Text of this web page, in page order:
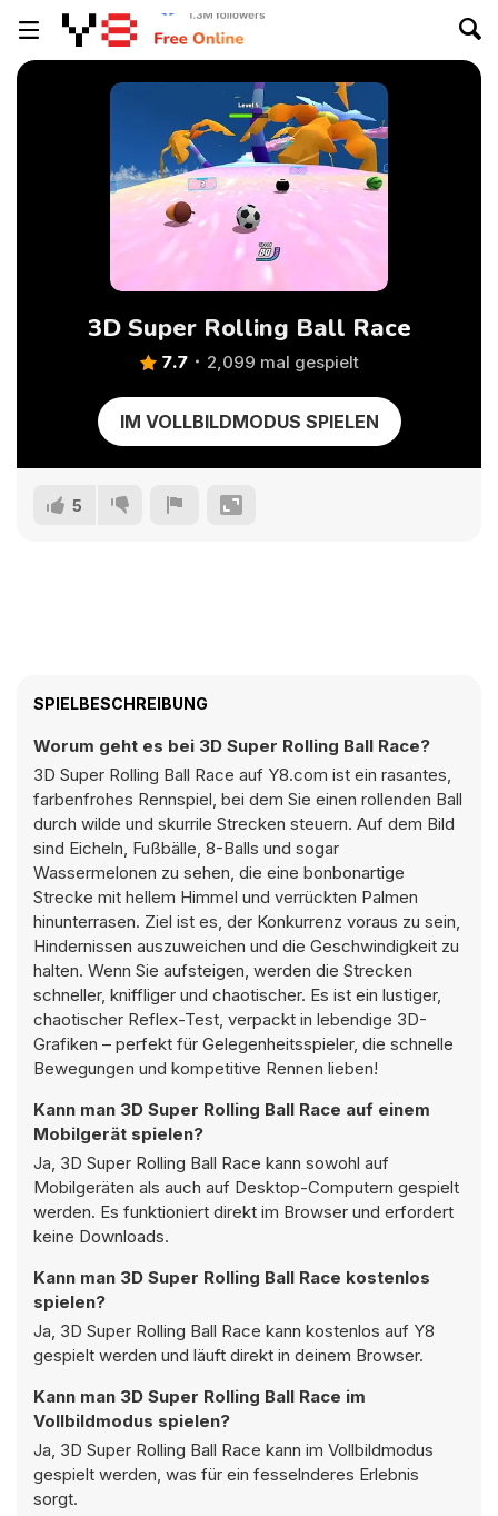
3D Super Rolling Ball Race
7.7 2,099 mal gespielt
IM VOLLBILDMODUS SPIELEN
5
SPIELBESCHREIBUNG
Worum geht es bei 3D Super Rolling Ball Race?
3D Super Rolling Ball Race auf Y8.com ist ein rasantes,
farbenfrohes Rennspiel, bei dem Sie einen rollenden Ball
durch wilde und skurrile Strecken steuern. Auf dem Bild
sind Eicheln, Fußbälle, 8-Balls und sogar
Wassermelonen zu sehen, die eine bonbonartige
Strecke mit hellem Himmel und verrückten Palmen
hinunterrasen. Ziel ist es, der Konkurrenz voraus zu sein,
Hindernissen auszuweichen und die Geschwindigkeit zu
halten. Wenn Sie aufsteigen, werden die Strecken
schneller, kniffliger und chaotischer. Es ist ein lustiger,
chaotischer Reflex-Test, verpackt in lebendige 3D-
Grafiken – perfekt für Gelegenheitsspieler, die schnelle
Bewegungen und kompetitive Rennen lieben!
Kann man 3D Super Rolling Ball Race auf einem
Mobilgerät spielen?
Ja, 3D Super Rolling Ball Race kann sowohl auf
Mobilgeräten als auch auf Desktop-Computern gespielt
werden. Es funktioniert direkt im Browser und erfordert
keine Downloads.
Kann man 3D Super Rolling Ball Race kostenlos
spielen?
Ja, 3D Super Rolling Ball Race kann kostenlos auf Y8
gespielt werden und läuft direkt in deinem Browser.
Kann man 3D Super Rolling Ball Race im
Vollbildmodus spielen?
Ja, 3D Super Rolling Ball Race kann im Vollbildmodus
gespielt werden, was für ein fesselnderes Erlebnis
sorgt.